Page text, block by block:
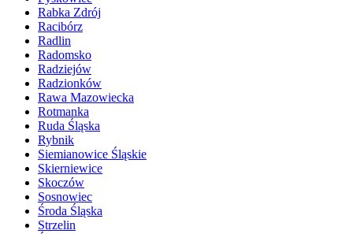
Rabka Zdrój
Racibórz
Radlin
Radomsko
Radziejów
Radzionków
Rawa Mazowiecka
Rotmanka
Ruda Śląska
Rybnik
Siemianowice Śląskie
Skierniewice
Skoczów
Sosnowiec
Środa Śląska
Strzelin